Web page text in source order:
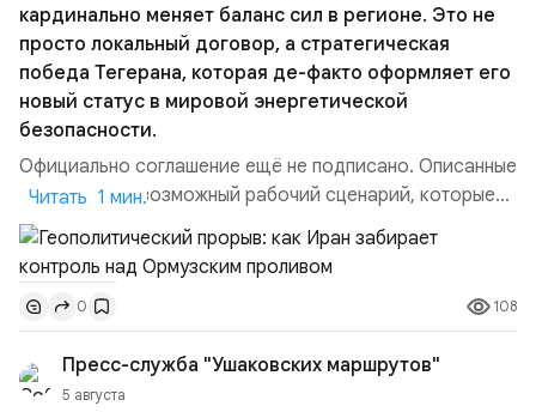
кардинально меняет баланс сил в регионе. Это не
просто локальный договор, а стратегическая
победа Тегерана, которая де-факто оформляет его
новый статус в мировой энергетической
безопасности.
Официально соглашение ещё не подписано. Описанные
пункты — это возможный рабочий сценарий, которые
скорее всего будут реализованы.Разбираем ключевые
тезисы и последствия этого соглашения:. 1. Новые
доли контроля (75 на 25). Было: Ранее Иран и Оман
контролировали пролив на паритетных началах —
50/50. Стало: Новое соглашение закрепляет за
Ираном...
Читать 1 мин.
0 108
Пресс-служба "Ушаковских маршрутов"
5 августа